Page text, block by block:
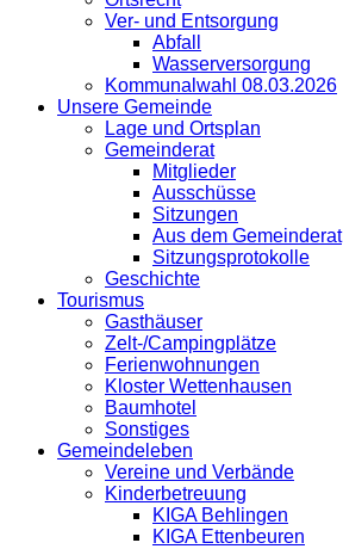
Ver- und Entsorgung
Abfall
Wasserversorgung
Kommunalwahl 08.03.2026
Unsere Gemeinde
Lage und Ortsplan
Gemeinderat
Mitglieder
Ausschüsse
Sitzungen
Aus dem Gemeinderat
Sitzungsprotokolle
Geschichte
Tourismus
Gasthäuser
Zelt-/Campingplätze
Ferienwohnungen
Kloster Wettenhausen
Baumhotel
Sonstiges
Gemeindeleben
Vereine und Verbände
Kinderbetreuung
KIGA Behlingen
KIGA Ettenbeuren